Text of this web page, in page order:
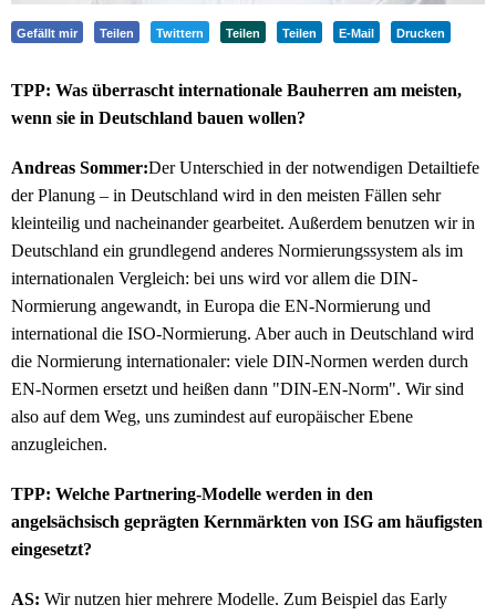
Gefällt mir Teilen Twittern Teilen Teilen E-Mail Drucken
TPP: Was überrascht internationale Bauherren am meisten,
wenn sie in Deutschland bauen wollen?
Andreas Sommer:Der Unterschied in der notwendigen Detailtiefe
der Planung – in Deutschland wird in den meisten Fällen sehr
kleinteilig und nacheinander gearbeitet. Außerdem benutzen wir in
Deutschland ein grundlegend anderes Normierungssystem als im
internationalen Vergleich: bei uns wird vor allem die DIN-
Normierung angewandt, in Europa die EN-Normierung und
international die ISO-Normierung. Aber auch in Deutschland wird
die Normierung internationaler: viele DIN-Normen werden durch
EN-Normen ersetzt und heißen dann "DIN-EN-Norm". Wir sind
also auf dem Weg, uns zumindest auf europäischer Ebene
anzugleichen.
TPP: Welche Partnering-Modelle werden in den
angelsächsisch geprägten Kernmärkten von ISG am häufigsten
eingesetzt?
AS: Wir nutzen hier mehrere Modelle. Zum Beispiel das Early